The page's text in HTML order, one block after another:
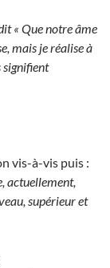
« Que notre âme
mais je réalise à
signifient
vis-à-vis puis :
actuellement,
supérieur et